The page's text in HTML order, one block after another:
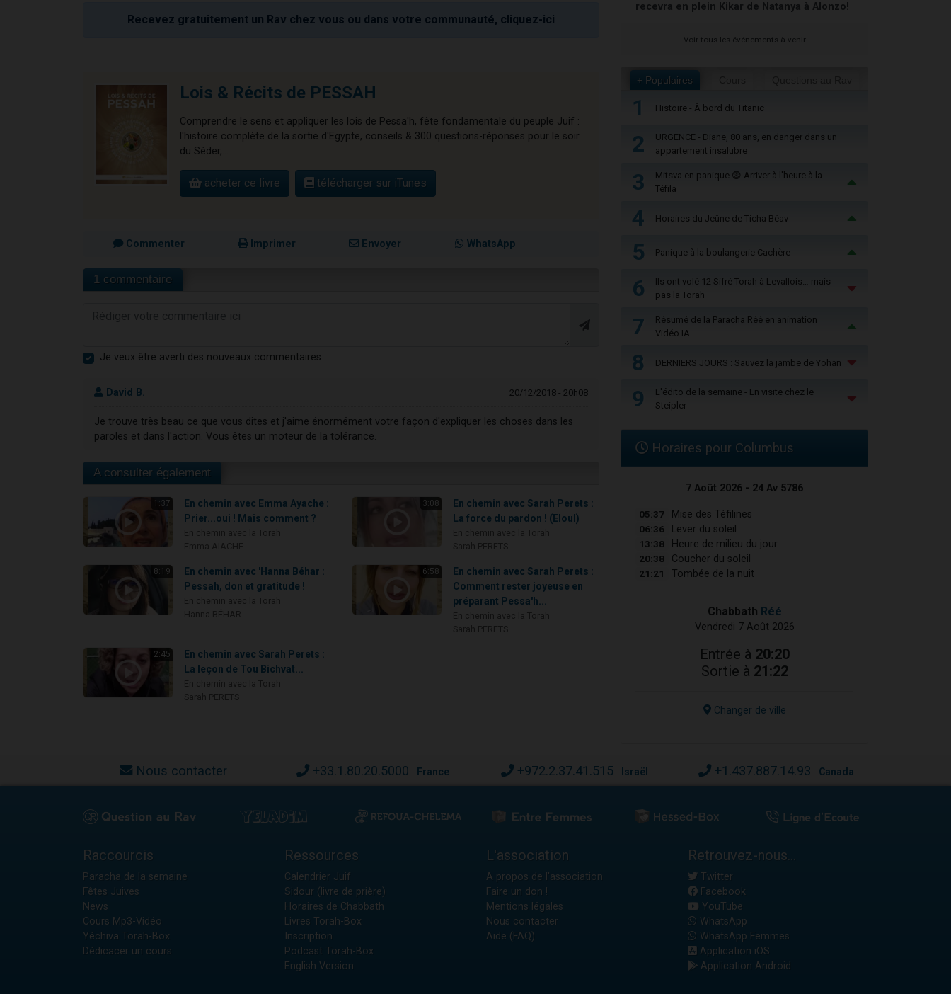
Recevez gratuitement un Rav chez vous ou dans votre communauté, cliquez-ici
Lois & Récits de PESSAH
Comprendre le sens et appliquer les lois de Pessa'h, fête fondamentale du peuple Juif :
l'histoire complète de la sortie d'Egypte, conseils & 300 questions-réponses pour le soir
du Séder,...
acheter ce livre télécharger sur iTunes
Commenter Imprimer Envoyer WhatsApp
1 commentaire
Je veux être averti des nouveaux commentaires
David B. 20/12/2018 - 20h08
Je trouve très beau ce que vous dites et j'aime énormément votre façon d'expliquer les choses dans les
paroles et dans l'action. Vous êtes un moteur de la tolérance.
A consulter également
1:37
En chemin avec Emma Ayache :
Prier...oui ! Mais comment ?
3:08
En chemin avec Sarah Perets :
La force du pardon ! (Eloul)
8:19
En chemin avec 'Hanna Béhar :
Pessah, don et gratitude !
6:58
En chemin avec Sarah Perets :
Comment rester joyeuse en
préparant Pessa'h...
2:45
En chemin avec Sarah Perets :
La leçon de Tou Bichvat...
recevra en plein Kikar de Natanya à Alonzo!
Voir tous les événements à venir
+ Populaires
1 Histoire - À bord du Titanic
2
URGENCE - Diane, 80 ans, en danger dans un
appartement insalubre
3
Mitsva en panique 😨 Arriver à l'heure à la
Téfila
4 Horaires du Jeûne de Ticha Béav
5 Panique à la boulangerie Cachère
6
Ils ont volé 12 Sifré Torah à Levallois… mais
pas la Torah
7
Résumé de la Paracha Réé en animation
Vidéo IA
8 DERNIERS JOURS : Sauvez la jambe de Yohan
9
L'édito de la semaine - En visite chez le
Steipler
Horaires pour Columbus
7 Août 2026 - 24 Av 5786
05:37 Mise des Téfilines
06:36 Lever du soleil
13:38 Heure de milieu du jour
20:38 Coucher du soleil
21:21 Tombée de la nuit
Chabbath Réé
Vendredi 7 Août 2026
Entrée à 20:20
Sortie à 21:22
Changer de ville
Nous contacter +33.1.80.20.5000 France +972.2.37.41.515 Israël +1.437.887.14.93 Canada
Raccourcis
Paracha de la semaine
Fêtes Juives
News
Cours Mp3-Vidéo
Yéchiva Torah-Box
Dédicacer un cours
Ressources
Calendrier Juif
Sidour (livre de prière)
Horaires de Chabbath
Livres Torah-Box
Inscription
Podcast Torah-Box
English Version
L'association
A propos de l'association
Faire un don !
Mentions légales
Nous contacter
Aide (FAQ)
Retrouvez-nous...
Twitter
Facebook
YouTube
WhatsApp
WhatsApp Femmes
Application iOS
Application Android